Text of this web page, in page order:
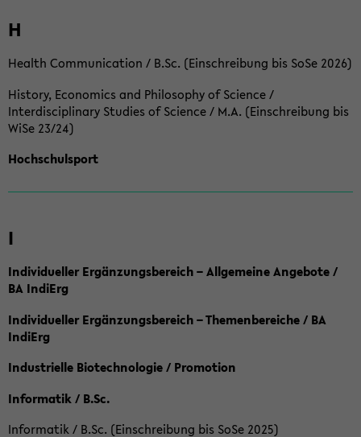
H
Health Communication / B.Sc. (Einschreibung bis SoSe 2026)
History, Economics and Philosophy of Science /
Interdisciplinary Studies of Science / M.A. (Einschreibung bis
WiSe 23/24)
Hochschulsport
I
Individueller Ergänzungsbereich – Allgemeine Angebote /
BA IndiErg
Individueller Ergänzungsbereich – Themenbereiche / BA
IndiErg
Industrielle Biotechnologie / Promotion
Informatik / B.Sc.
Informatik / B.Sc. (Einschreibung bis SoSe 2025)